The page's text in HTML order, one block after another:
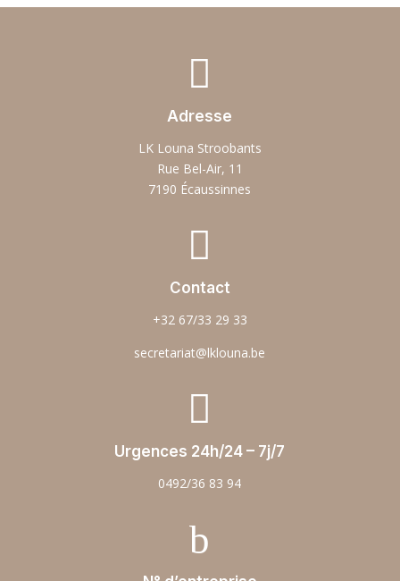

Adresse
LK Louna Stroobants
Rue Bel-Air, 11
7190 Écaussinnes

Contact
+32 67/33 29 33
secretariat@lklouna.be

Urgences 24h/24 – 7j/7
0492/36 83 94
b